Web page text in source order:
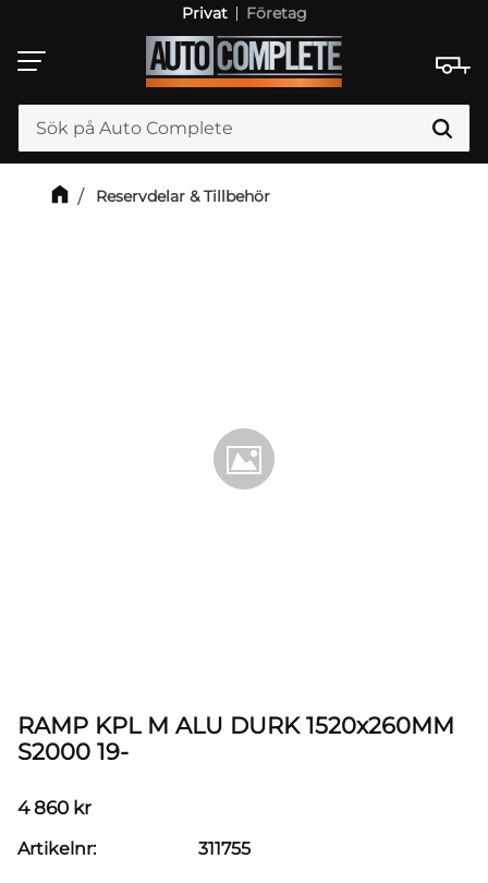
Meny
Privat Företag
Reservdelar & Tillbehör
RAMP KPL M ALU DURK 1520x260MM
S2000 19-
4 860 kr
Artikelnr 311755